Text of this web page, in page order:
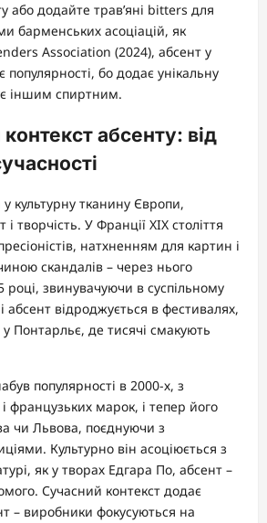
або додайте трав’яні bitters для
барменських асоціацій, як
Association (2024), абсент у
популярності, бо додає унікальну
іншим спиртним.
абсенту: від
культурну тканину Європи,
творчість. У Франції XIX століття
натхненням для картин і
скандалів – через нього
році, звинувачуючи в суспільному
абсент відроджується в фестивалях,
Понтарльє, де тисячі смакують
популярності в 2000-х, з
французьких марок, і тепер його
чи Львова, поєднуючи з
Культурно він асоціюється з
як у творах Едгара По, абсент –
Сучасний контекст додає
– виробники фокусуються на